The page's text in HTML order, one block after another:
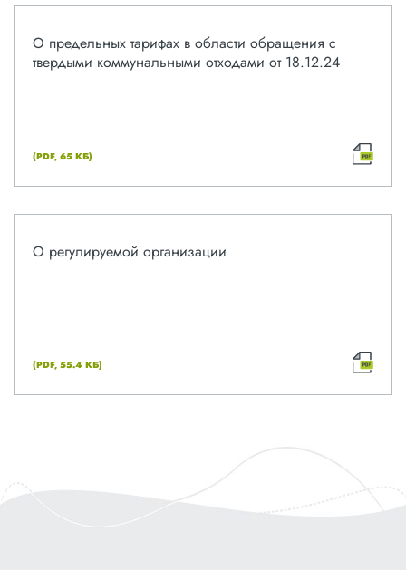
О предельных тарифах в области обращения с
твердыми коммунальными отходами от 18.12.24
(PDF, 65 КБ)
О регулируемой организации
(PDF, 55.4 КБ)